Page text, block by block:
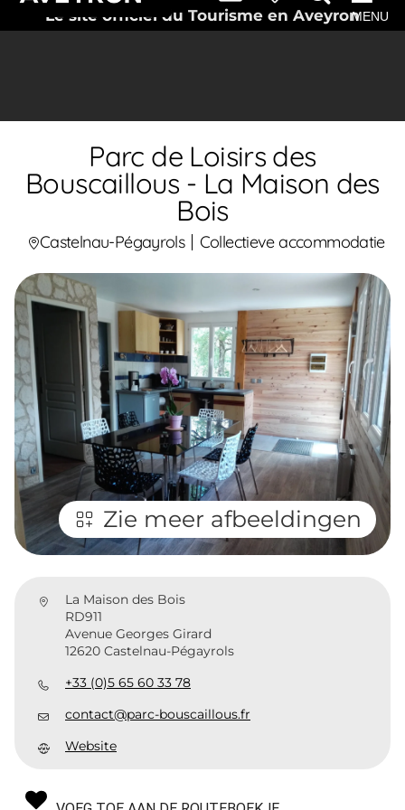
Le site officiel du Tourisme en AveyronMENU
Parc de Loisirs des
Bouscaillous - La Maison des
Bois
Castelnau-Pégayrols Collectieve accommodatie
Zie meer afbeeldingen
La Maison des Bois
RD911
Avenue Georges Girard
12620 Castelnau-Pégayrols
+33 (0)5 65 60 33 78
contact@parc-bouscaillous.fr
Website